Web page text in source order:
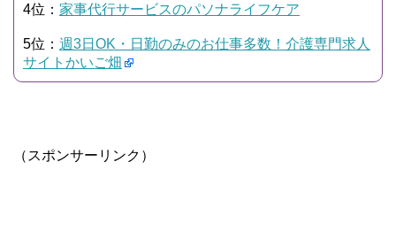
4位： 家事代行サービスのパソナライフケア
5位： 週3日OK・日勤のみのお仕事多数！介護専門求人
サイトかいご畑
（スポンサーリンク）